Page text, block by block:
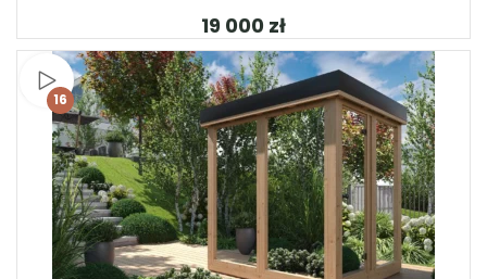
zł
Obejrzyj wideo
16